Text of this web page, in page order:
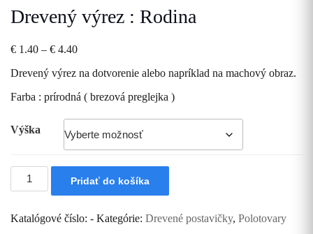
Drevený výrez : Rodina
€ 1.40 – € 4.40Price
€ 1.40
€ 4.40
Drevený výrez na dotvorenie alebo napríklad na machový obraz.
Farba : prírodná ( brezová preglejka )
Výška
množstvo
Drevený
Rodina
Pridať do košíka
Katalógové číslo: - Kategórie: Drevené postavičky, Polotovary